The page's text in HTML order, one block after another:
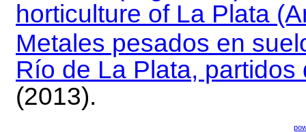
horticulture of La Plata
Metales pesados en
Río de La Plata,
(2013).